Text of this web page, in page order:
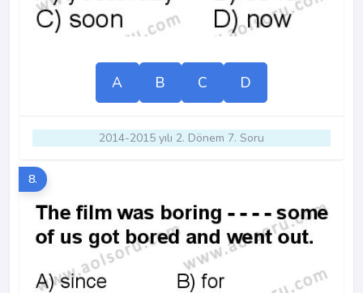
A B C D
2014-2015 yılı 2. Dönem 7. Soru
8.